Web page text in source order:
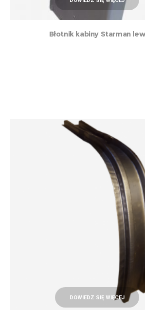
Błotnik kabiny Starman
DOWIEDZ SIĘ WIĘCEJ